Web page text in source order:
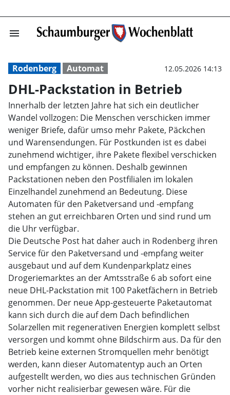
menu DHL-
Rodenberg Automat 12.05.2026 14:13
DHL-Packstation in Betrieb
Innerhalb der letzten Jahre hat sich ein deutlicher
Wandel vollzogen: Die Menschen verschicken immer
weniger Briefe, dafür umso mehr Pakete, Päckchen
und Warensendungen. Für Postkunden ist es dabei
zunehmend wichtiger, ihre Pakete flexibel verschicken
und empfangen zu können. Deshalb gewinnen
Packstationen neben den Postfilialen im lokalen
Einzelhandel zunehmend an Bedeutung. Diese
Automaten für den Paketversand und -empfang
stehen an gut erreichbaren Orten und sind rund um
die Uhr verfügbar.
Die Deutsche Post hat daher auch in Rodenberg ihren
Service für den Paketversand und -empfang weiter
ausgebaut und auf dem Kundenparkplatz eines
Drogeriemarktes an der Amtsstraße 6 ab sofort eine
neue DHL-Packstation mit 100 Paketfächern in Betrieb
genommen. Der neue App-gesteuerte Paketautomat
kann sich durch die auf dem Dach befindlichen
Solarzellen mit regenerativen Energien komplett selbst
versorgen und kommt ohne Bildschirm aus. Da für den
Betrieb keine externen Stromquellen mehr benötigt
werden, kann dieser Automatentyp auch an Orten
aufgestellt werden, wo dies aus technischen Gründen
vorher nicht realisierbar gewesen wäre. Für die